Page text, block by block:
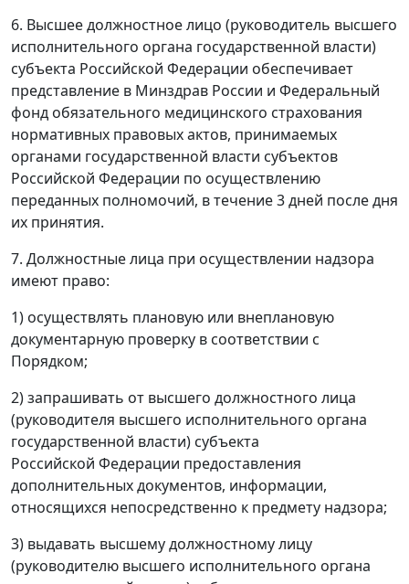
6. Высшее должностное лицо (руководитель высшего
исполнительного органа государственной власти)
субъекта Российской Федерации обеспечивает
представление в Минздрав России и Федеральный
фонд обязательного медицинского страхования
нормативных правовых актов, принимаемых
органами государственной власти субъектов
Российской Федерации по осуществлению
переданных полномочий, в течение 3 дней после дня
их принятия.
7. Должностные лица при осуществлении надзора
имеют право:
1) осуществлять плановую или внеплановую
документарную проверку в соответствии с
Порядком;
2) запрашивать от высшего должностного лица
(руководителя высшего исполнительного органа
государственной власти) субъекта
Российской Федерации предоставления
дополнительных документов, информации,
относящихся непосредственно к предмету надзора;
3) выдавать высшему должностному лицу
(руководителю высшего исполнительного органа